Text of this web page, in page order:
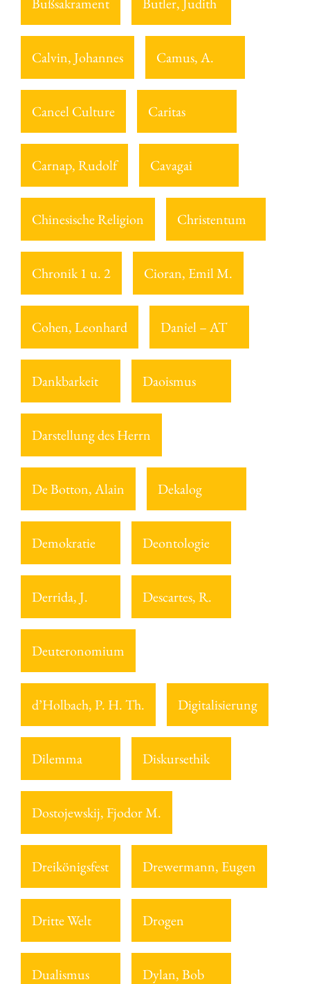
Calvin, Johannes Camus, A.
Cancel Culture Caritas
Carnap, Rudolf Cavagai
Chinesische Religion Christentum
Chronik 1 u. 2 Cioran, Emil M.
Cohen, Leonhard Daniel – AT
Dankbarkeit Daoismus
Darstellung des Herrn
De Botton, Alain Dekalog
Demokratie Deontologie
Derrida, J. Descartes, R.
Deuteronomium
d’Holbach, P. H. Th. Digitalisierung
Dilemma Diskursethik
Dostojewskij, Fjodor M.
Dreikönigsfest Drewermann, Eugen
Dritte Welt Drogen
Dualismus Dylan, Bob